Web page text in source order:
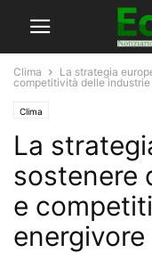
Clima
La strategia
competitività delle
Clima
La
sostenere
e
energivore